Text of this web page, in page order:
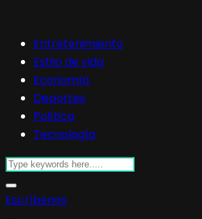
Entretenimiento
Estilo de vida
Economía
Deportes
Política
Tecnología
Escríbenos